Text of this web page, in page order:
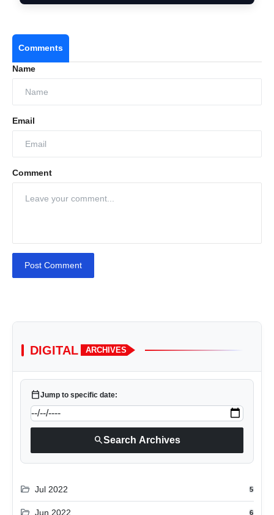
Comments
Name
Email
Comment
Post Comment
DIGITAL ARCHIVES
calendar_todayJump to specific date:
searchSearch Archives
folder_open Jul 2022 5
Jun 2022 6